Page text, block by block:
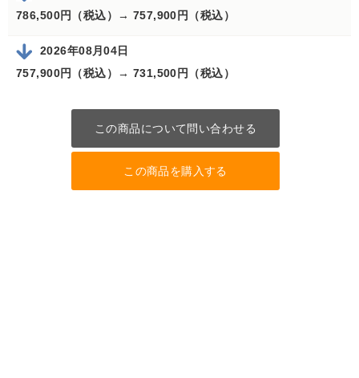
786,500円（税込）→ 757,900円（税込）
2026年08月04日
757,900円（税込）→ 731,500円（税込）
この商品について問い合わせる
この商品を購入する